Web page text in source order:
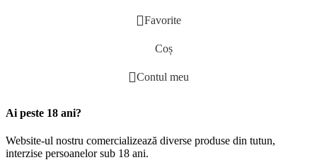
Favorite
Coș
Contul meu
Ai peste 18 ani?
Website-ul nostru comercializează diverse produse din tutun,
interzise persoanelor sub 18 ani.